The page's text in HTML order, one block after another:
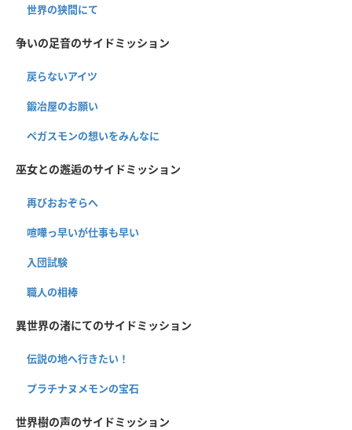
世界の狭間にて
争いの足音のサイドミッション
戻らないアイツ
鍛冶屋のお願い
ペガスモンの想いをみんなに
巫女との邂逅のサイドミッション
再びおおぞらへ
喧嘩っ早いが仕事も早い
入団試験
職人の相棒
異世界の渚にてのサイドミッション
伝説の地へ行きたい！
プラチナヌメモンの宝石
世界樹の声のサイドミッション